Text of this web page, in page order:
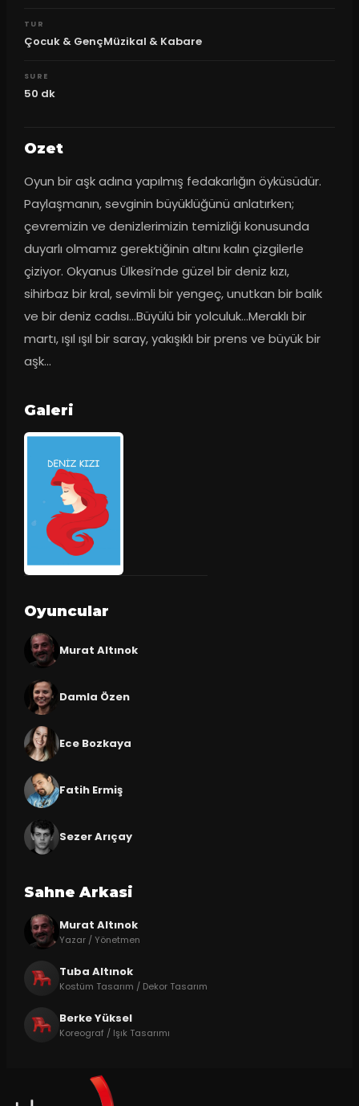
TUR
Çocuk & GençMüzikal & Kabare
SURE
50 dk
Ozet
Oyun bir aşk adına yapılmış fedakarlığın öyküsüdür.
Paylaşmanın, sevginin büyüklüğünü anlatırken;
çevremizin ve denizlerimizin temizliği konusunda
duyarlı olmamız gerektiğinin altını kalın çizgilerle
çiziyor. Okyanus Ülkesi’nde güzel bir deniz kızı,
sihirbaz bir kral, sevimli bir yengeç, unutkan bir balık
ve bir deniz cadısı...Büyülü bir yolculuk...Meraklı bir
martı, ışıl ışıl bir saray, yakışıklı bir prens ve büyük bir
aşk...
Galeri
Oyuncular
Murat Altınok
Damla Özen
Ece Bozkaya
Fatih Ermiş
Sezer Arıçay
Sahne Arkasi
Murat Altınok
Yazar / Yönetmen
Tuba Altınok
Kostüm Tasarım / Dekor Tasarım
Berke Yüksel
Koreograf / Işık Tasarımı